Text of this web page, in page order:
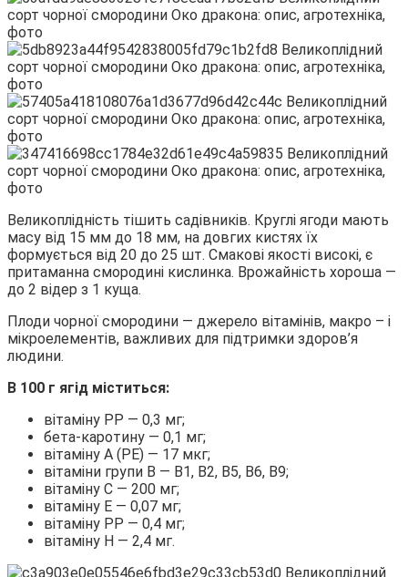
Великоплідність тішить садівників. Круглі ягоди мають
масу від 15 мм до 18 мм, на довгих кистях їх
формується від 20 до 25 шт. Смакові якості високі, є
притаманна смородині кислинка. Врожайність хороша —
до 2 відер з 1 куща.
Плоди чорної смородини — джерело вітамінів, макро – і
мікроелементів, важливих для підтримки здоров’я
людини.
В 100 г ягід міститься:
вітаміну PP — 0,3 мг;
бета-каротину — 0,1 мг;
вітаміну A (РЕ) — 17 мкг;
вітаміни групи В — В1, B2, B5, B6, B9;
вітаміну C — 200 мг;
вітаміну E — 0,07 мг;
вітаміну PP — 0,4 мг;
вітаміну H — 2,4 мг.